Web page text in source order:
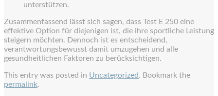
unterstützen.
Zusammenfassend lässt sich sagen, dass Test E 250 eine
effektive Option für diejenigen ist, die ihre sportliche Leistung
steigern möchten. Dennoch ist es entscheidend,
verantwortungsbewusst damit umzugehen und alle
gesundheitlichen Faktoren zu berücksichtigen.
This entry was posted in Uncategorized. Bookmark the
permalink.